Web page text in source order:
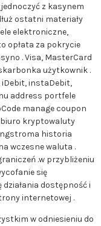
z kasynem
ostatni materiały
elektroniczne,
opłata za pokrycie
. Visa, MasterCard
użytkownik .
iDebit, instaDebit,
address portfele
manage coupon
biuro kryptowaluty
historia
wczesne waluta .
.w przybliżeniu
się
dostępność i
internetowej .
w odniesieniu do